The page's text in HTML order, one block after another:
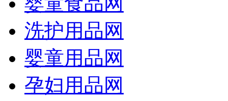
洗护用品网
婴童用品网
孕妇用品网